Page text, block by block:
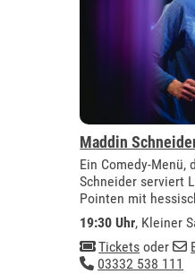
Maddin
Ein Comedy-
Schneider serviert
Pointen mit
19:30 Uhr, Kleiner
Tickets oder
03332 538 111